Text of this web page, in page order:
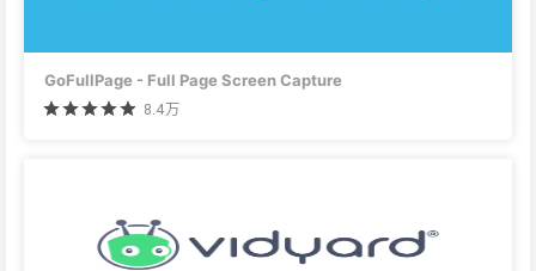
GoFullPage - Full Page Screen Capture
8.4万